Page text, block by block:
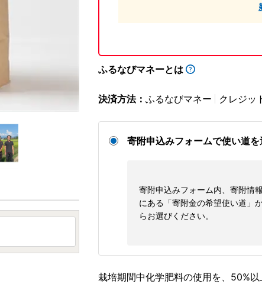
ふるなびマネーとは
決済方法： ふるなびマネー クレジッ
寄附申込みフォームで使い道
寄附申込みフォーム内、寄附情報
にある「寄附金の希望使い道」
らお選びください。
栽培期間中化学肥料の使用を、50%